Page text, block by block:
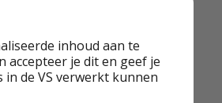
inhoud aan te
accepteer je dit en geef je
de VS verwerkt kunnen